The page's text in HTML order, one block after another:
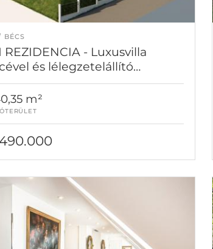
BÉCS
REZIDENCIA - Luxusvilla
és lélegzetelállító
m²